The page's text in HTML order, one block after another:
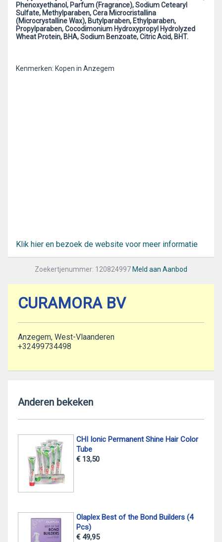
Phenoxyethanol, Parfum (Fragrance), Sodium Cetearyl
Sulfate, Methylparaben, Cera Microcristallina
(Microcrystalline Wax), Butylparaben, Ethylparaben,
Propylparaben, Cocodimonium Hydroxypropyl Hydrolyzed
Wheat Protein, BHA, Sodium Benzoate, Citric Acid, BHT.
Kenmerken: Kopen in Anzegem
Klik hier en bezoek de website voor meer informatie
Zoekertjenummer: 120824997 Meld aan Aanbod
CURAMORA BV
Anzegem, West-Vlaanderen
+32499734498
Anderen bekeken
CHI Ionic Permanent Shine Hair Color
Tube
€ 13,50
Olaplex Best of the Bond Builders (4
Pcs)
€ 49,95